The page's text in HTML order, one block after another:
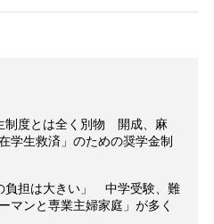
制度とは全く別物 開成、麻
学生救済」のための奨学金制
負担は大きい」 中学受験、難
マンと専業主婦家庭」が多く